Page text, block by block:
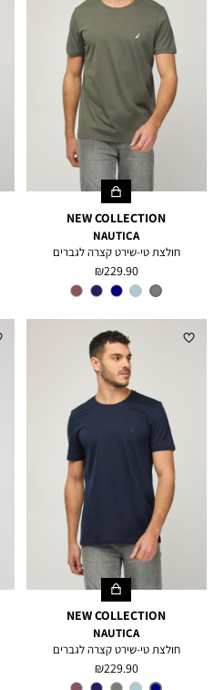
NEW COLLECTION
NAUTICA
חולצת טי-שירט קצרה לגברים
מחיר
מוצר
229.90 ₪
צבע
STEEL
NEW COLLECTION
NAUTICA
חולצת טי-שירט קצרה לגברים
מחיר
מוצר
229.90 ₪
צבע
NAVY